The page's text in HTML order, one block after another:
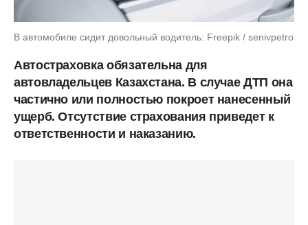
В автомобиле сидит довольный водитель: Freepik / senivpetro
Автостраховка обязательна для
автовладельцев Казахстана. В случае ДТП она
частично или полностью покроет нанесенный
ущерб. Отсутствие страхования приведет к
ответственности и наказанию.